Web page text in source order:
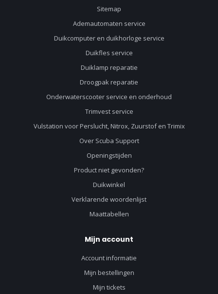
Sitemap
Ademautomaten service
Duikcomputer en duikhorloge service
Duikfles service
Duiklamp reparatie
Droogpak reparatie
Onderwaterscooter service en onderhoud
Trimvest service
Vulstation voor Perslucht, Nitrox, Zuurstof en Trimix
Over Scuba Support
Openingstijden
Product niet gevonden?
Duikwinkel
Verklarende woordenlijst
Maattabellen
Mijn account
Account informatie
Mijn bestellingen
Mijn tickets